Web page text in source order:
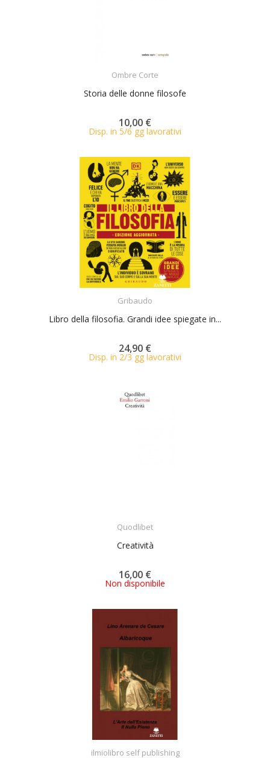
Ombre Corte
Storia delle donne filosofe
10,00 €
Disp. in 5/6 gg lavorativi
Gribaudo
Libro della filosofia. Grandi idee spiegate in...
24,90 €
Disp. in 2/3 gg lavorativi
Quodlibet
Creatività
16,00 €
Non disponibile
ilmiolibro self publishing